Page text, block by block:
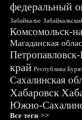
федеральный
Забайкалье
Комсомольск-
Магаданская
край Республика
Сахалинская
Хабаровск
Южно-
Все теги >>